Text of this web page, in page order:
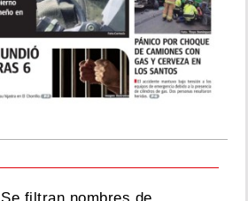
Se filtran nombres de